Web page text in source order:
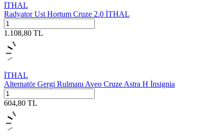
İTHAL
Radyator Ust Hortum Cruze 2.0 İTHAL
1.108,80 TL
İTHAL
Alternatör Gergi Rulmanı Aveo Cruze Astra H İnsignia
604,80 TL